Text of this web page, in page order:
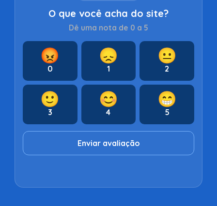
O que você acha do site?
Dê uma nota de 0 a 5
😡
0
😞
1
😐
2
🙂
3
😊
4
😁
5
Enviar avaliação